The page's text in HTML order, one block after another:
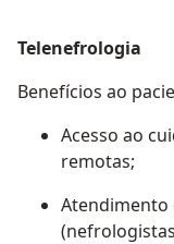
Telenefrologia
Benefícios ao
Acesso ao
remotas;
Atendimento